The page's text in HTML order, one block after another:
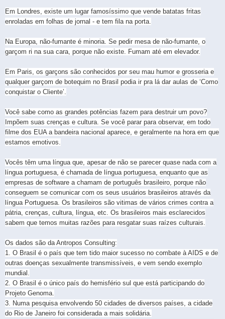
Em Londres, existe um lugar famosíssimo que vende batatas fritas
enroladas em folhas de jornal - e tem fila na porta.
Na Europa, não-fumante é minoria. Se pedir mesa de não-fumante, o
garçom ri na sua cara, porque não existe. Fumam até em elevador.
Em Paris, os garçons são conhecidos por seu mau humor e grosseria e
qualquer garçom de botequim no Brasil podia ir pra lá dar aulas de ‘Como
conquistar o Cliente’.
Você sabe como as grandes potências fazem para destruir um povo?
Impõem suas crenças e cultura. Se você parar para observar, em todo
filme dos EUA a bandeira nacional aparece, e geralmente na hora em que
estamos emotivos.
Vocês têm uma língua que, apesar de não se parecer quase nada com a
língua portuguesa, é chamada de língua portuguesa, enquanto que as
empresas de software a chamam de português brasileiro, porque não
conseguem se comunicar com os seus usuários brasileiros através da
língua Portuguesa. Os brasileiros são vitimas de vários crimes contra a
pátria, crenças, cultura, língua, etc. Os brasileiros mais esclarecidos
sabem que temos muitas razões para resgatar suas raízes culturais.
Os dados são da Antropos Consulting:
1. O Brasil é o país que tem tido maior sucesso no combate à AIDS e de
outras doenças sexualmente transmissíveis, e vem sendo exemplo
mundial.
2. O Brasil é o único país do hemisfério sul que está participando do
Projeto Genoma.
3. Numa pesquisa envolvendo 50 cidades de diversos países, a cidade
do Rio de Janeiro foi considerada a mais solidária.